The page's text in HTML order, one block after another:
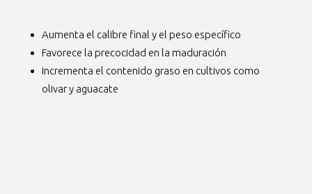
Aumenta el calibre final y el peso específico
Favorece la precocidad en la maduración
Incrementa el contenido graso en cultivos como
olivar y aguacate